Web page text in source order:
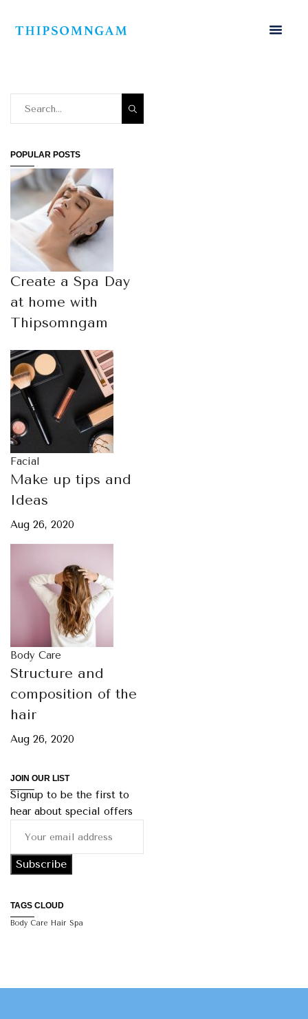
POPULAR POSTS
Create a Spa Day
at home with
Thipsomngam
Facial
Make up tips and
Ideas
Aug 26, 2020
Body Care
Structure and
composition of the
hair
Aug 26, 2020
JOIN OUR LIST
Signup to be the first to
hear about special offers
TAGS CLOUD
Body Care Hair Spa